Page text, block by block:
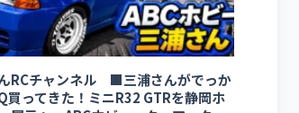
RCチャンネル ■三浦さんがでっか
買ってきた！ミニR32 GTRを静岡ホ